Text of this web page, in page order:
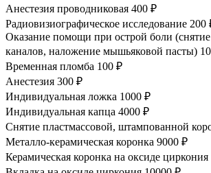
Анестезия проводниковая 400 ₽
Радиовизиографическое исследование 200
Оказание помощи при острой боли
каналов, наложение мышьяковой пасты)
Временная пломба 100 ₽
Анестезия 300 ₽
Индивидуальная ложка 1000 ₽
Индивидуальная капца 4000 ₽
Снятие пластмассовой, штампованной
Металло-керамическая коронка 9000 ₽
Керамическая коронка на оксиде циркония